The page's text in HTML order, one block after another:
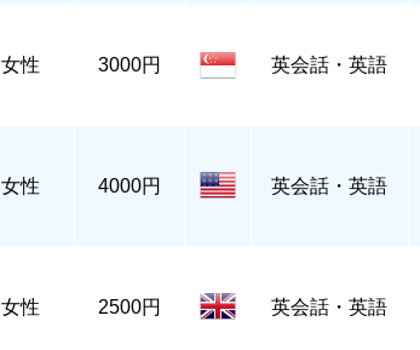
女性 3000円 英会話・英語
女性 4000円 英会話・英語
女性 2500円 英会話・英語